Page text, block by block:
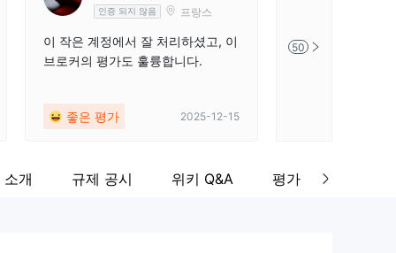
인증 되지 않음 프랑스
이 작은 계정에서 잘 처리하셨고, 이
브로커의 평가도 훌륭합니다.
좋은 평가 2025-12-15
그들의 히트맵은
50
개 규제 공시 위키 Q&A 평가